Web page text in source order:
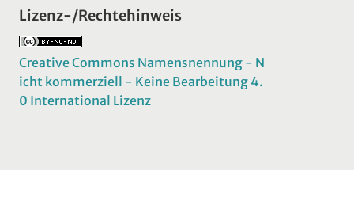
Lizenz-/Rechtehinweis
Creative Commons Namensnennung - N
icht kommerziell - Keine Bearbeitung 4.
0 International Lizenz